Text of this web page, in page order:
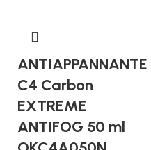
ANTIAPPANNANTE
C4 Carbon
EXTREME
ANTIFOG 50 ml